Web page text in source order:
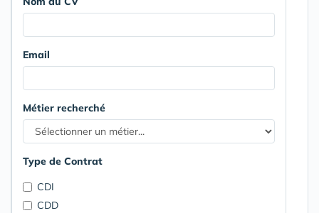
Email
Métier recherché
Type de Contrat
CDI
CDD